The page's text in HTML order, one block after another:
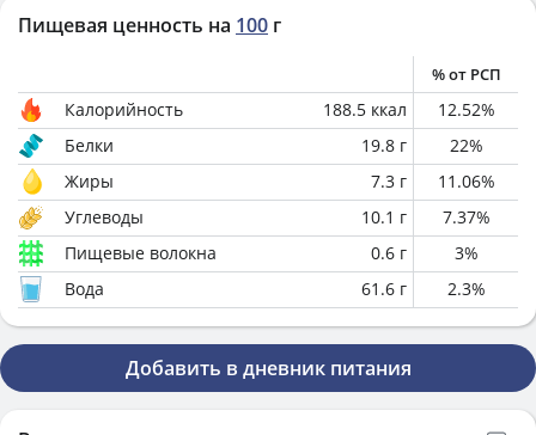
Пищевая ценность на 100 г
% от РСП
Калорийность 188.5 ккал 12.52%
Белки
19.8 г 22%
Жиры
7.3 г 11.06%
Углеводы
10.1 г 7.37%
Пищевые волокна
0.6 г 3%
Вода
61.6 г 2.3%
Добавить в дневник питания